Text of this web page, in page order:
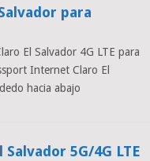
para
El Salvador 4G LTE para
Internet Claro El
hacia abajo
5G/4G LTE